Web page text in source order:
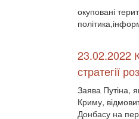
окуповані
23.02.2022
стратегії
Заява Путіна,
Криму,
Донбасу на